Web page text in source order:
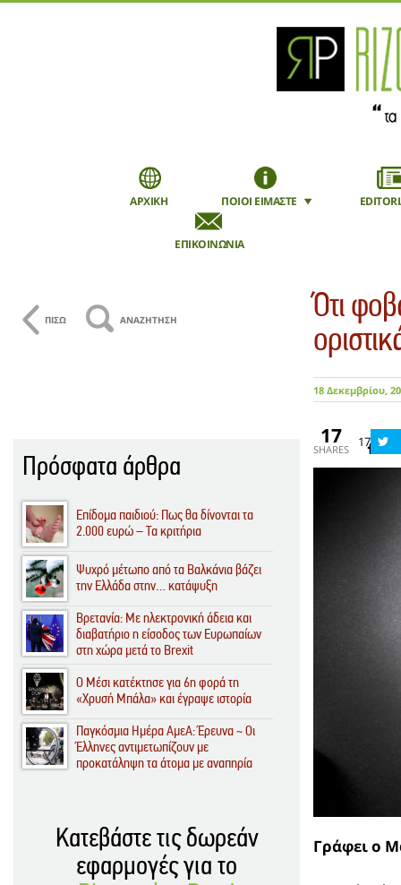
ΑΡΧΙΚΗ ΠΟΙΟΙ ΕΙΜΑΣΤΕ
ΕΠΙΚΟΙΝΩΝΙΑ
Εγγραφή
ΠΙΣΩ ΑΝΑΖΗΤΗΣΗ
Ότι
18 Δεκεμβρίου,
17
SHARES 17
Γράφει ο
Πρόσφατα άρθρα
Επίδομα παιδιού: Πως θα δίνονται τα
2.000 ευρώ – Τα κριτήρια
Ψυχρό μέτωπο από τα Βαλκάνια βάζει
την Ελλάδα στην… κατάψυξη
Βρετανία: Με ηλεκτρονική άδεια και
διαβατήριο η είσοδος των Ευρωπαίων
στη χώρα μετά το Brexit
O Μέσι κατέκτησε για 6η φορά τη
«Χρυσή Μπάλα» και έγραψε ιστορία
Παγκόσμια Ημέρα ΑμεΑ: Έρευνα ~ Οι
Έλληνες αντιμετωπίζουν με
προκατάληψη τα άτομα με αναπηρία
Κατεβάστε τις δωρεάν
εφαρμογές για το